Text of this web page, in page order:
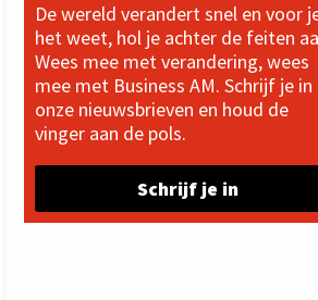
De wereld verandert snel en voor
het weet, hol je achter de feiten
Wees mee met verandering, wees
mee met Business AM. Schrijf je in
onze nieuwsbrieven en houd de
vinger aan de pols.
Schrijf je in